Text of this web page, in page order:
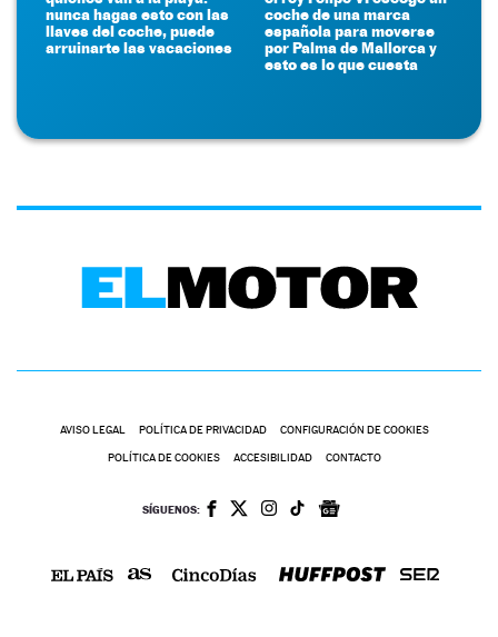
nunca hagas esto con las
llaves del coche, puede
arruinarte las vacaciones
coche de una marca
española para moverse
por Palma de Mallorca y
esto es lo que cuesta
AVISO LEGAL POLÍTICA DE PRIVACIDAD CONFIGURACIÓN DE COOKIES
POLÍTICA DE COOKIES ACCESIBILIDAD CONTACTO
SÍGUENOS: